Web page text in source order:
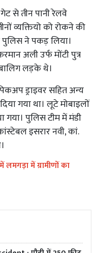
से तीन पानी रेलवे
व्यक्तियो को रोकने की
ने पकड़ लिया।
अली उर्फ मोंटी पुत्र
लड़के थे।
ड्राइवर सहित अन्य
गया था। लूटे मोबाइलों
पुलिस टीम में मंडी
इसरार नवी, कां.
में ग्रामीणों का